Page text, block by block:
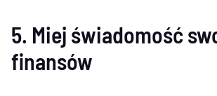
5. Miej świadomość
finansów